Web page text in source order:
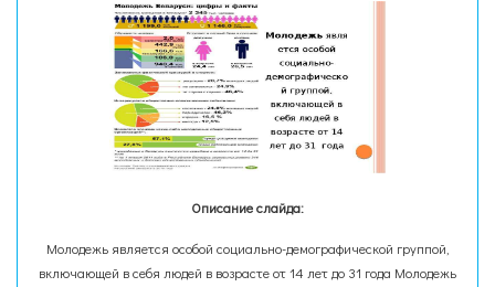
Описание слайда:
Молодежь является особой социально-демографической группой,
включающей в себя людей в возрасте от 14 лет до 31 года Молодежь